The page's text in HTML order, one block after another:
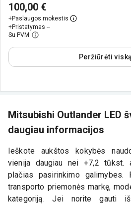
100,00 €
+Paslaugos mokestis
+Pristatymas --
Su PVM
Peržiūrėti
Mitsubishi Outlander LED
daugiau informacijos
Ieškote aukštos kokybės
vienija daugiau nei +7,2 tūkst.
plačias pasirinkimo galimybes.
transporto priemonės markę,
kategoriją. Jei norite gauti